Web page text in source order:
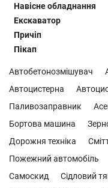
Навісне обладнання
Екскаватор
Причіп
Пікап
Автобетонозмішувач
Автоцистерна
Паливозаправник
Бортова машина
Дорожня техніка
Пожежний автомобіль
Самоскид
Сідловий